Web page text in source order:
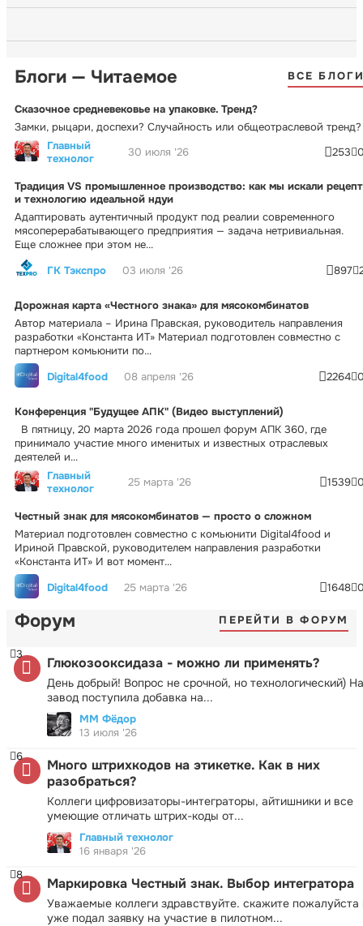
Блоги — Читаемое ВСЕ
Сказочное средневековье на упаковке. Тренд?
Замки, рыцари, доспехи? Случайность или общеотраслевой тренд?
Главный
технолог
30 июля '26 253
Традиция VS промышленное производство: как мы искали рецепт
и технологию идеальной ндуи
Адаптировать аутентичный продукт под реалии современного
мясоперерабатывающего предприятия — задача нетривиальная.
Еще сложнее при этом не...
ГК Тэкспро
03 июля '26 897
Дорожная карта «Честного знака» для мясокомбинатов
Автор материала – Ирина Правская, руководитель направления
разработки «Константа ИТ» Материал подготовлен совместно с
партнером комьюнити по...
Digital4food
08 апреля '26 2264
Конференция "Будущее АПК" (Видео выступлений)
В пятницу, 20 марта 2026 года прошел форум АПК 360, где
принимало участие много именитых и известных отраслевых
деятелей и...
Главный
технолог
25 марта '26 1539
Честный знак для мясокомбинатов — просто о сложном
Материал подготовлен совместно с комьюнити Digital4food и
Ириной Правской, руководителем направления разработки
«Константа ИТ» И вот момент...
Digital4food
25 марта '26 1648
Форум ПЕРЕЙТИ В ФОРУМ
Глюкозооксидаза - можно ли применять?
День добрый! Вопрос не срочной, но технологический) На
завод поступила добавка на...
3
ММ Фёдор
13 июля '26
Много штрихкодов на этикетке. Как в них
разобраться?
Коллеги цифровизаторы-интеграторы, айтишники и все
умеющие отличать штрих-коды от...
6
Главный технолог
16 января '26
Маркировка Честный знак. Выбор интегратора
Уважаемые коллеги здравствуйте. скажите пожалуйста
уже подал заявку на участие в пилотном...
8